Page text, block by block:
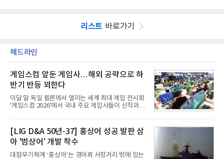
리스트 바로가기
헤드라인
게임스컴 앞둔 게임사…해외 공략으로 하
반기 반등 꾀한다
이달 말 독일 쾰른에서 열리는 세계 최대 게임 전시회
'게임스컴 2026'에서 국내 주요 게임사들이 신작과 글
체별로 엇갈린 가운데 하반기 신작 흥행과 해외 시장
성과가 실적을 좌우할 핵심 변수로 떠오르고 있다.8일
업계에 따르면 올해 상반기 게임업계는 기업별 성적
표가 크게 갈렸다. 대표적으로 크래프톤은 'PUBG: 배
틀그라운드'의 안정적인 성장에 힘입어 상반기 연결
[LIG D&A 50년-37] 홍상어 성공 발판 삼
아 '범상어' 개발 착수
대잠무기체계 ‘홍상어’는 경어뢰 사정거리 밖에 있는